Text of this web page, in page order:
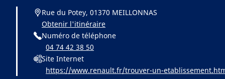
Rue du Potey, 01370 MEILLONNAS
Obtenir l'itinéraire
Numéro de téléphone
04 74 42 38 50
Site Internet
https://www.renault.fr/trouver-un-